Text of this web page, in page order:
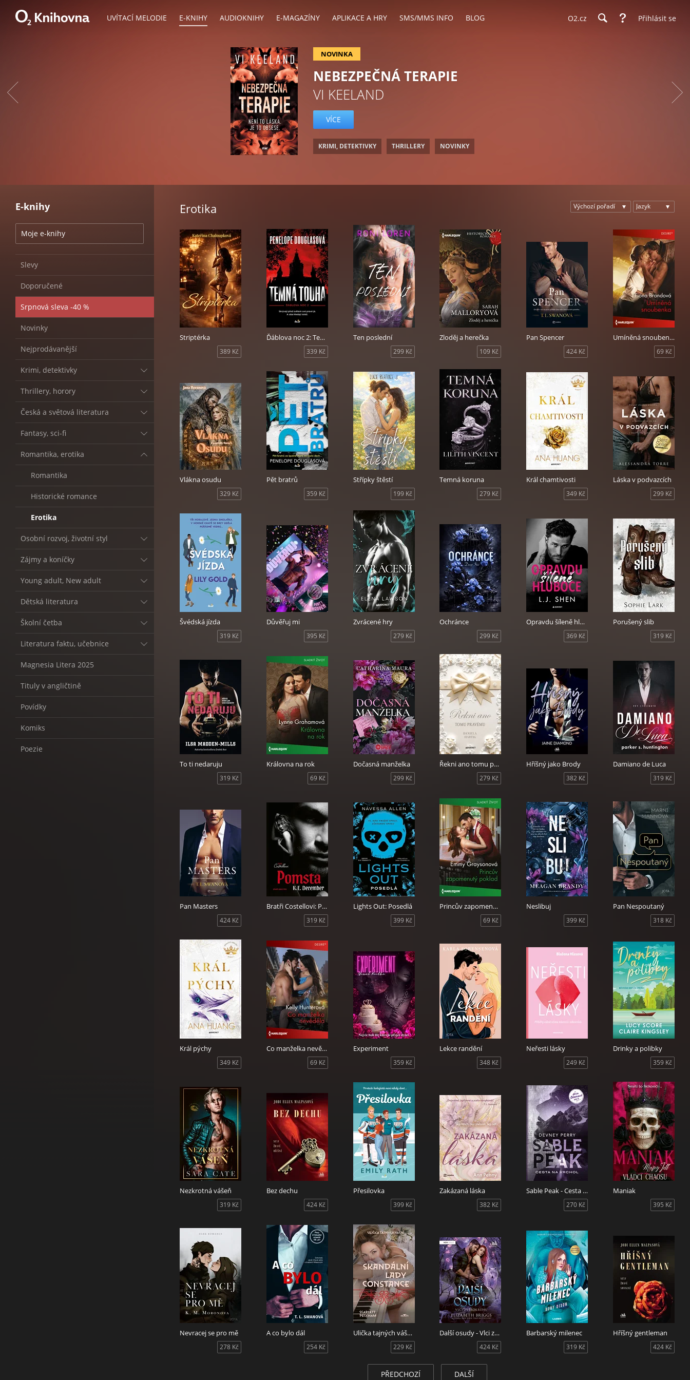
UVÍTACÍ MELODIE E-KNIHY AUDIOKNIHY E-MAGAZÍNY APLIKACE A HRY SMS/MMS INFO BLOG O2.cz Přihlásit se
NOVINKA
NEBEZPEČNÁ TERAPIE
VI KEELAND
VÍCE
KRIMI, DETEKTIVKY THRILLERY NOVINKY
E-knihy
Moje e-knihy
Slevy
Doporučené
Srpnová sleva -40 %
Novinky
Nejprodávanější
Krimi, detektivky
Thrillery, horory
Česká a světová literatura
Fantasy, sci-fi
Romantika, erotika
Romantika
Historické romance
Erotika
Osobní rozvoj, životní styl
Zájmy a koníčky
Young adult, New adult
Dětská literatura
Školní četba
Literatura faktu, učebnice
Magnesia Litera 2025
Tituly v angličtině
Povídky
Komiks
Poezie
Erotika
Striptérka
389 Kč
Ďáblova noc 2: Temná touha
339 Kč
Ten poslední
299 Kč
Zloděj a herečka
109 Kč
Pan Spencer
424 Kč
Umíněná snoubenka
69 Kč
Vlákna osudu
329 Kč
Pět bratrů
359 Kč
Střípky štěstí
199 Kč
Temná koruna
279 Kč
Král chamtivosti
349 Kč
Láska v podvazcích
299 Kč
Švédská jízda
319 Kč
Důvěřuj mi
395 Kč
Zvrácené hry
279 Kč
Ochránce
299 Kč
Opravdu šíleně hluboce
369 Kč
Porušený slib
319 Kč
To ti nedaruju
319 Kč
Královna na rok
69 Kč
Dočasná manželka
299 Kč
Řekni ano tomu pravému
279 Kč
Hříšný jako Brody
382 Kč
Damiano de Luca
319 Kč
Pan Masters
424 Kč
Bratři Costellovi: Pomsta
319 Kč
Lights Out: Posedlá
399 Kč
Princův zapomenutý poklad
69 Kč
Neslibuj
399 Kč
Pan Nespoutaný
318 Kč
Král pýchy
349 Kč
Co manželka nevěděla
69 Kč
Experiment
359 Kč
Lekce randění
348 Kč
Neřesti lásky
249 Kč
Drinky a polibky
359 Kč
Nezkrotná vášeň
319 Kč
Bez dechu
424 Kč
Přesilovka
399 Kč
Zakázaná láska
382 Kč
Sable Peak - Cesta na vrchol
270 Kč
Maniak
395 Kč
Nevracej se pro mě
278 Kč
A co bylo dál
254 Kč
Ulička tajných vášní - Skandální lady Constance
229 Kč
Další osudy - Vlci zvěrokruhu
424 Kč
Barbarský milenec
319 Kč
Hříšný gentleman
424 Kč
PŘEDCHOZÍ DALŠÍ